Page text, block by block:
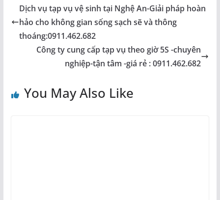
Dịch vụ tạp vụ vệ sinh tại Nghệ An-Giải pháp hoàn
hảo cho không gian sống sạch sẽ và thông
thoáng:0911.462.682
Công ty cung cấp tạp vụ theo giờ 5S -chuyên
nghiệp-tận tâm -giá rẻ : 0911.462.682
You May Also Like